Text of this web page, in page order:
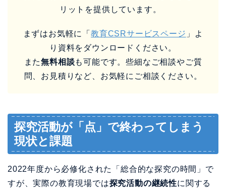
リットを提供しています。
まずはお気軽に「教育CSRサービスページ 」よ
り資料をダウンロードください。
また無料相談も可能です。些細なご相談やご質
問、お見積りなど、お気軽にご相談ください。
探究活動が「点」で終わってしまう
現状と課題
2022年度から必修化された「総合的な探究の時間」で
すが、実際の教育現場では探究活動の継続性に関する